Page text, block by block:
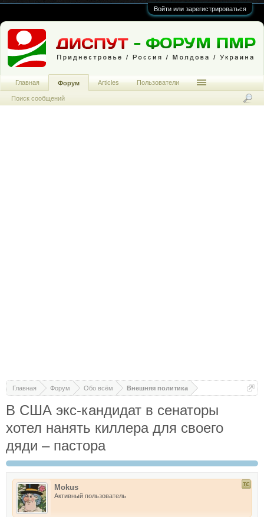
Войти или зарегистрироваться
Главная Форум Обо всём Внешняя политика
В США экс-кандидат в сенаторы
хотел нанять киллера для своего
дяди – пастора
Mokus
Активный пользователь
Главная Форум
Поиск сообщений
Articles Пользователи